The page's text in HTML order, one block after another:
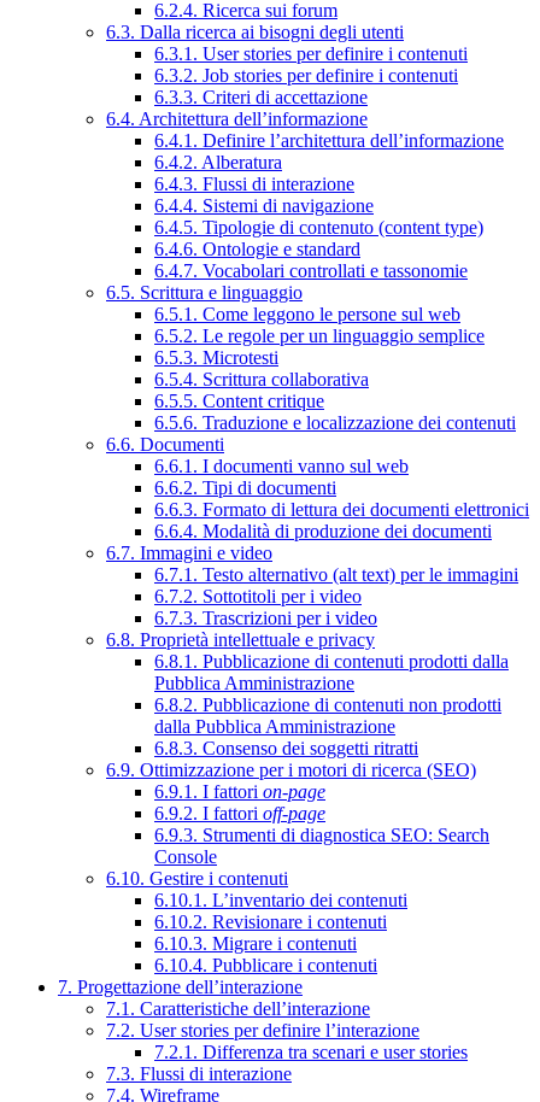
6.2.4. Ricerca sui forum
6.3. Dalla ricerca ai bisogni degli utenti
6.3.1. User stories per definire i contenuti
6.3.2. Job stories per definire i contenuti
6.3.3. Criteri di accettazione
6.4. Architettura dell’informazione
6.4.1. Definire l’architettura dell’informazione
6.4.2. Alberatura
6.4.3. Flussi di interazione
6.4.4. Sistemi di navigazione
6.4.5. Tipologie di contenuto (content type)
6.4.6. Ontologie e standard
6.4.7. Vocabolari controllati e tassonomie
6.5. Scrittura e linguaggio
6.5.1. Come leggono le persone sul web
6.5.2. Le regole per un linguaggio semplice
6.5.3. Microtesti
6.5.4. Scrittura collaborativa
6.5.5. Content critique
6.5.6. Traduzione e localizzazione dei contenuti
6.6. Documenti
6.6.1. I documenti vanno sul web
6.6.2. Tipi di documenti
6.6.3. Formato di lettura dei documenti elettronici
6.6.4. Modalità di produzione dei documenti
6.7. Immagini e video
6.7.1. Testo alternativo (alt text) per le immagini
6.7.2. Sottotitoli per i video
6.7.3. Trascrizioni per i video
6.8. Proprietà intellettuale e privacy
6.8.1. Pubblicazione di contenuti prodotti dalla
Pubblica Amministrazione
6.8.2. Pubblicazione di contenuti non prodotti
dalla Pubblica Amministrazione
6.8.3. Consenso dei soggetti ritratti
6.9. Ottimizzazione per i motori di ricerca (SEO)
6.9.1. I fattori on-page
6.9.2. I fattori off-page
6.9.3. Strumenti di diagnostica SEO: Search
Console
6.10. Gestire i contenuti
6.10.1. L’inventario dei contenuti
6.10.2. Revisionare i contenuti
6.10.3. Migrare i contenuti
6.10.4. Pubblicare i contenuti
7. Progettazione dell’interazione
7.1. Caratteristiche dell’interazione
7.2. User stories per definire l’interazione
7.2.1. Differenza tra scenari e user stories
7.3. Flussi di interazione
7.4. Wireframe